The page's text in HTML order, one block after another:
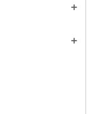
add
add